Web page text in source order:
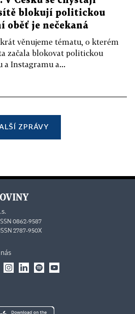
blokují politickou
oběť je nečekaná
věnujeme tématu, o kterém
začala blokovat politickou
a Instagramu a...
ZPRÁVY
0862-9587
2787-950X